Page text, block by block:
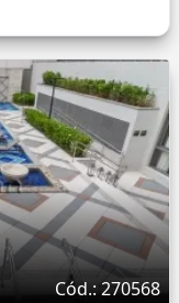
Cód.: 270568